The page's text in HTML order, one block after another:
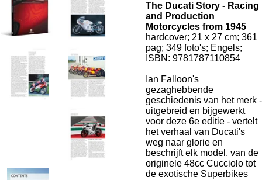
The Ducati Story - Racing
and Production
Motorcycles from 1945
hardcover; 21 x 27 cm; 361
pag; 349 foto's; Engels;
ISBN: 9781787110854
Ian Falloon's
gezaghebbende
geschiedenis van het merk -
uitgebreid en bijgewerkt
voor deze 6e editie - vertelt
het verhaal van Ducati's
weg naar glorie en
beschrijft elk model, van de
originele 48cc Cucciolo tot
de exotische Superbikes